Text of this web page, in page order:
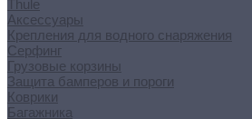
Thule
Аксессуары
Крепления для водного снаряжения
Серфинг
Грузовые корзины
Защита бамперов и пороги
Коврики
Багажника